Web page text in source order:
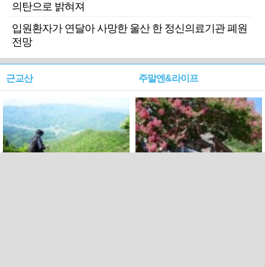
의탄으로 밝혀져
입원환자가 연달아 사망한 울산 한 정신의료기관 폐원
전망
근교산 주말엔&라이프